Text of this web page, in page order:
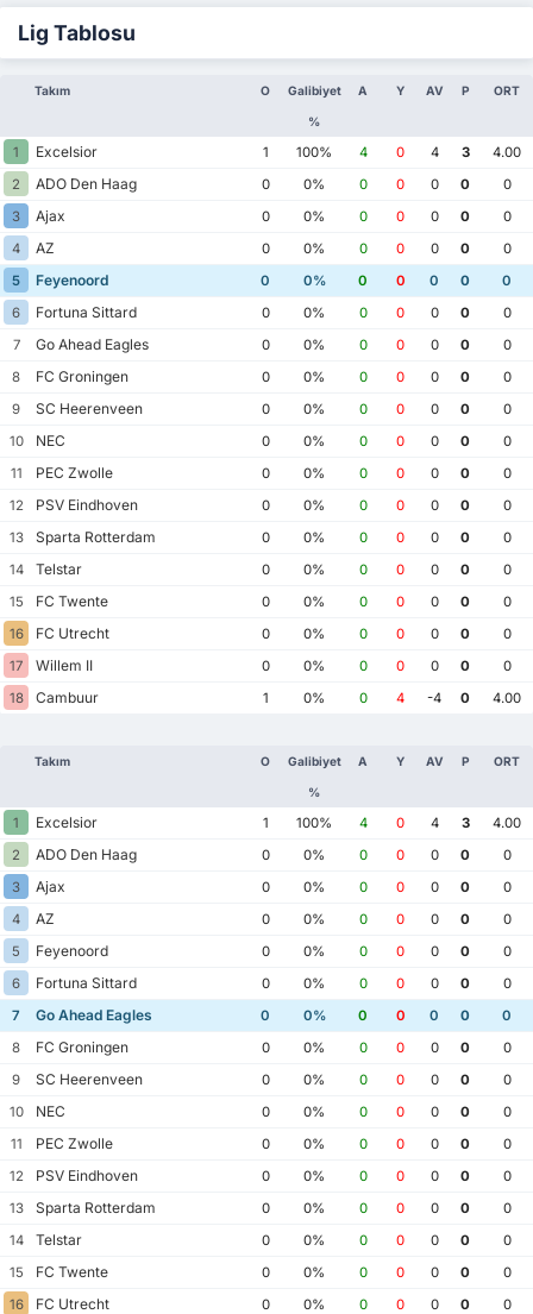
Lig Tablosu
Takım O Galibiyet
%
A Y AV P ORT
1 Excelsior 1 100% 4 0 4 3
4.00
2
ADO Den Haag 0 0% 0 0 0 0
0
3
Ajax 0 0% 0 0 0 0
0
4
AZ 0 0% 0 0 0 0
0
5
Feyenoord 0 0% 0 0 0 0
0
6
Fortuna Sittard 0 0% 0 0 0 0
0
7
Go Ahead Eagles 0 0% 0 0 0 0
0
8
FC Groningen 0 0% 0 0 0 0
0
9
SC Heerenveen 0 0% 0 0 0 0
0
10
NEC 0 0% 0 0 0 0
0
11
PEC Zwolle 0 0% 0 0 0 0
0
12
PSV Eindhoven 0 0% 0 0 0 0
0
13
Sparta Rotterdam 0 0% 0 0 0 0
0
14
Telstar 0 0% 0 0 0 0
0
15
FC Twente 0 0% 0 0 0 0
0
16
FC Utrecht 0 0% 0 0 0 0
0
17
Willem II 0 0% 0 0 0 0
0
18
Cambuur 1 0% 0 4 -4 0 4.00
Takım O Galibiyet
%
A Y AV P ORT
1 Excelsior 1 100% 4 0 4 3
4.00
2
ADO Den Haag 0 0% 0 0 0 0
0
3
Ajax 0 0% 0 0 0 0
0
4
AZ 0 0% 0 0 0 0
0
5
Feyenoord 0 0% 0 0 0 0
0
6
Fortuna Sittard 0 0% 0 0 0 0
0
7
Go Ahead Eagles 0 0% 0 0 0 0
0
8
FC Groningen 0 0% 0 0 0 0
0
9
SC Heerenveen 0 0% 0 0 0 0
0
10
NEC 0 0% 0 0 0 0
0
11
PEC Zwolle 0 0% 0 0 0 0
0
12
PSV Eindhoven 0 0% 0 0 0 0
0
13
Sparta Rotterdam 0 0% 0 0 0 0
0
14
Telstar 0 0% 0 0 0 0
0
15
FC Twente 0 0% 0 0 0 0
0
16
FC Utrecht 0 0% 0 0 0 0
0